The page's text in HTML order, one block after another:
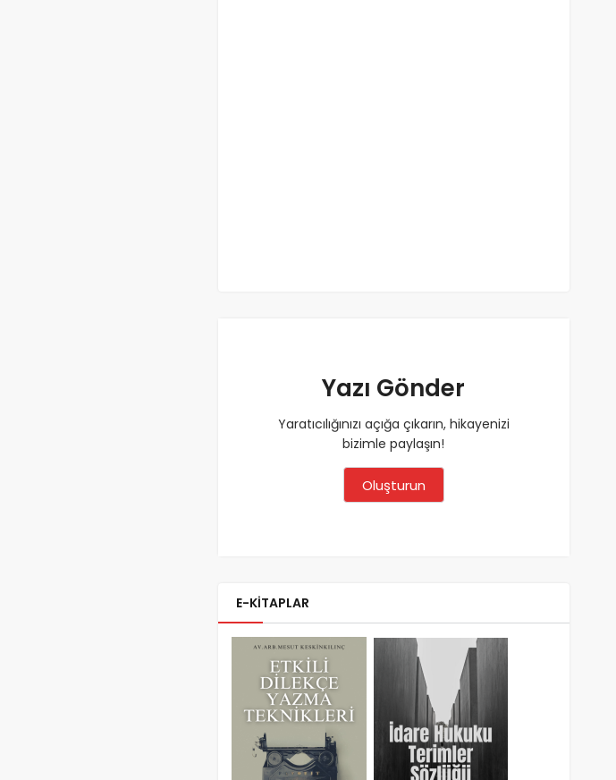
Yazı Gönder
Yaratıcılığınızı açığa çıkarın, hikayenizi
bizimle paylaşın!
Oluşturun
E-KİTAPLAR